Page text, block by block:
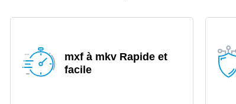
mxf à mkv Rapide et
facile